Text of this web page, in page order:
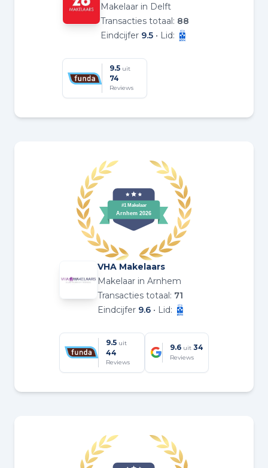
Makelaar in Delft
Transacties totaal: 88
Eindcijfer 9.5 • Lid:
9.5 uit
74
Reviews
VHA Makelaars
Makelaar in Arnhem
Transacties totaal: 71
Eindcijfer 9.6 • Lid:
9.5 uit
44
Reviews
9.6 uit 34
Reviews